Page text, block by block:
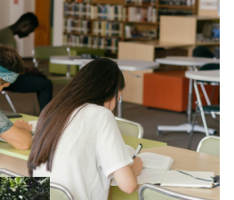
qui met à mal la
de l’enseignement
l’amplification d’un système
au superfétatoire, voire à…